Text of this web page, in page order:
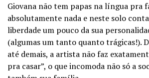
Giovana não tem papas na língua pra
absolutamente nada e neste solo
liberdade um pouco da sua
(algumas um tanto quanto trágicas!).
até demais, a artista não faz
pra casar”, o que incomoda não só a